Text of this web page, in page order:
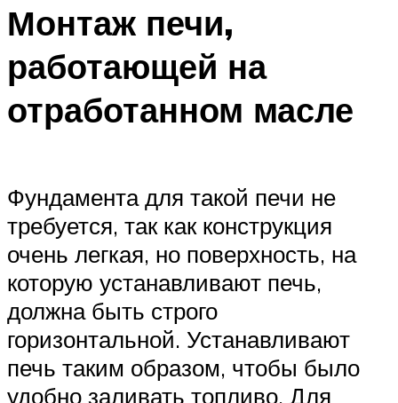
Монтаж печи,
работающей на
отработанном масле
Фундамента для такой печи не
требуется, так как конструкция
очень легкая, но поверхность, на
которую устанавливают печь,
должна быть строго
горизонтальной. Устанавливают
печь таким образом, чтобы было
удобно заливать топливо. Для